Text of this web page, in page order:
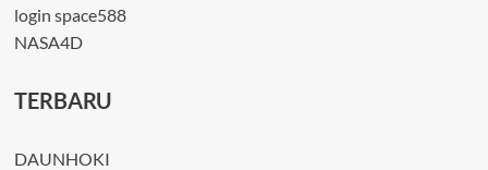
login space588
NASA4D
TERBARU
DAUNHOKI